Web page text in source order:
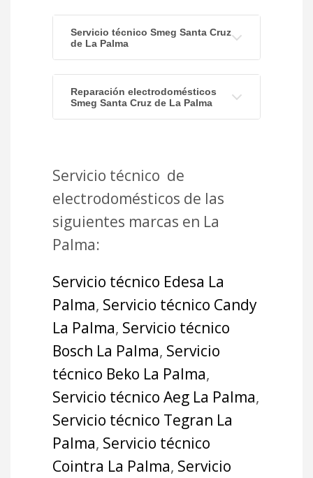
Servicio técnico Smeg Santa Cruz
de La Palma
Reparación electrodomésticos
Smeg Santa Cruz de La Palma
Servicio técnico de
electrodomésticos de las
siguientes marcas en La
Palma:
Servicio técnico Edesa La
Palma, Servicio técnico Candy
La Palma, Servicio técnico
Bosch La Palma, Servicio
técnico Beko La Palma,
Servicio técnico Aeg La Palma,
Servicio técnico Tegran La
Palma, Servicio técnico
Cointra La Palma, Servicio